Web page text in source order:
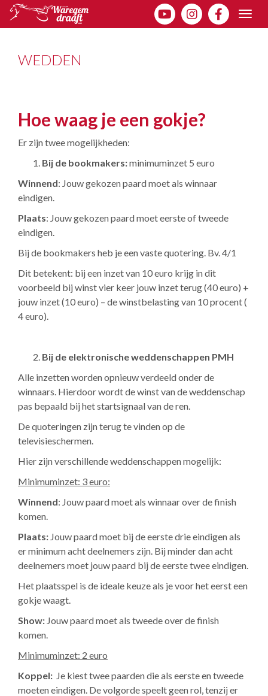
WEDDEN
Hoe waag je een gokje?
Er zijn twee mogelijkheden:
Bij de bookmakers:minimuminzet 5 euro
Winnend: Jouw gekozen paard moet als winnaar
eindigen.
Plaats: Jouw gekozen paard moet eerste of tweede
eindigen.
Bij de bookmakers heb je een vaste quotering. Bv. 4/1
Dit betekent: bij een inzet van 10 euro krijg in dit
voorbeeld bij winst vier keer jouw inzet terug (40 euro) +
jouw inzet (10 euro) – de winstbelasting van 10 procent (
4 euro).
Bij de elektronische weddenschappen PMH
Alle inzetten worden opnieuw verdeeld onder de
winnaars. Hierdoor wordt de winst van de weddenschap
pas bepaald bij het startsignaal van de ren.
De quoteringen zijn terug te vinden op de
televisieschermen.
Hier zijn verschillende weddenschappen mogelijk:
Minimuminzet: 3 euro:
Winnend: Jouw paard moet als winnaar over de finish
komen.
Plaats: Jouw paard moet bij de eerste drie eindigen als
er minimum acht deelnemers zijn. Bij minder dan acht
deelnemers moet jouw paard bij de eerste twee eindigen.
Het plaatsspel is de ideale keuze als je voor het eerst een
gokje waagt.
Show: Jouw paard moet als tweede over de finish
komen.
Minimuminzet: 2 euro
Koppel: Je kiest twee paarden die als eerste en tweede
moeten eindigen. De volgorde speelt geen rol, tenzij er